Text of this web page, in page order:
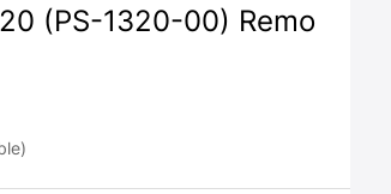
20 (PS-1320-00) Remo